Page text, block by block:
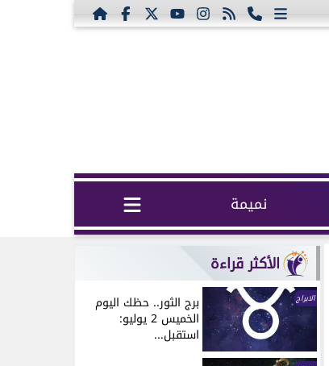
نميمة
الأكثر قراءة
الابراج برج الثور.. حظك اليوم
الخميس 2 يوليو:
استقبل...